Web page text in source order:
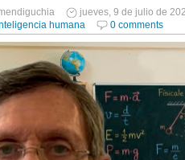
jueves, 9 de julio de
humana 0 comments